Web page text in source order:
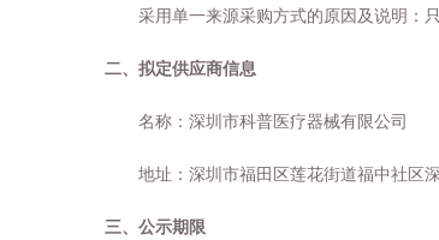
采用单一来源采购方式的原因及说明：
二、拟定供应商信息
名称：深圳市科普医疗器械有限公司
地址：深圳市福田区莲花街道福中社区
三、公示期限